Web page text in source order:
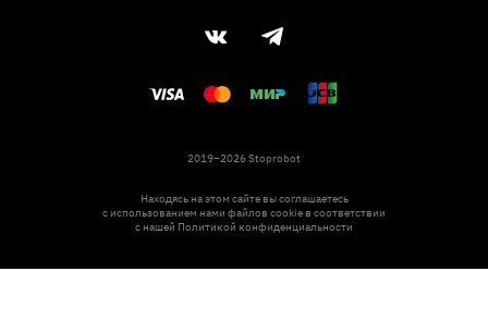
2019–2026 Stoprobot
Находясь на этом сайте вы соглашаетесь
с использованием нами файлов cookie в соответствии
с нашей Политикой конфиденциальности